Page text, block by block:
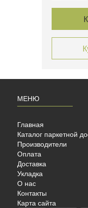
МЕНЮ
Главная
Каталог паркетной
Производители
Оплата
Доставка
Укладка
О нас
Контакты
Карта сайта